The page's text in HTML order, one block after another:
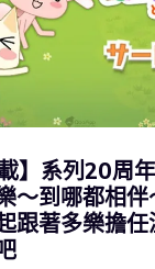
】系列20周
～到哪都相伴
著多樂擔任